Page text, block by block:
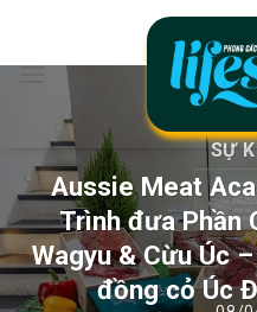
nội
SỰ
Aussie Meat
Trình đưa Phần
Wagyu & Cừu Úc
đồng cỏ Úc